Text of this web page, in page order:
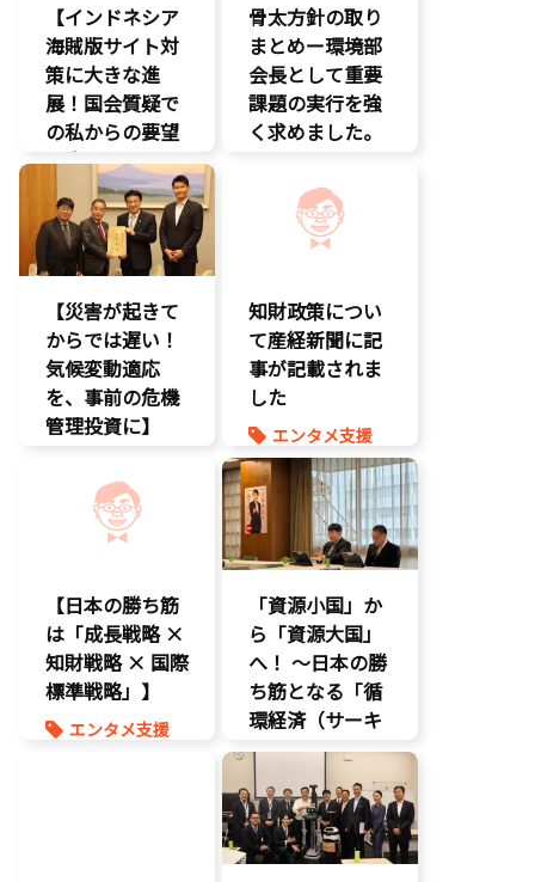
【インドネシア
海賊版サイト対
策に大きな進
展！国会質疑で
の私からの要望
に応え、三谷法
務副大臣がイン
ドネシア法務副
大臣に運営……
エンタメ支援
エンタメ産業
促進
デジタル著作
権
国会質疑
経済政策
著作権
骨太方針の取り
まとめー環境部
会長として重要
課題の実行を強
く求めました。
環境部会
知的財産
【災害が起きて
からでは遅い！
気候変動適応
を、事前の危機
管理投資に】
経済政策
知財政策につい
て産経新聞に記
事が記載されま
した
エンタメ支援
エンタメ産業
促進
報道記事
知的財産
経済政策
【日本の勝ち筋
は「成長戦略 ×
知財戦略 × 国際
標準戦略」】
エンタメ支援
「資源小国」か
ら「資源大国」
へ！ 〜日本の勝
ち筋となる「循
環経済（サーキ
ュラーエコノミ
ー）」とは？〜
環境部会